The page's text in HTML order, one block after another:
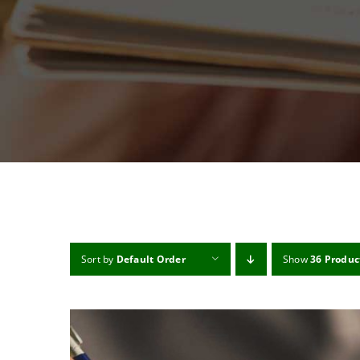
Sort by Default Order Show36